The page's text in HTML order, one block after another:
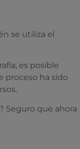
se utiliza el
es posible
proceso ha sido
Seguro que ahora